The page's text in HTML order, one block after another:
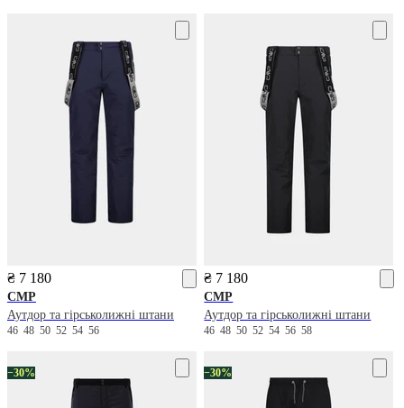
₴ 7 180
CMP
Аутдор та гірськолижні штани
46 48 50 52 54 56
₴ 7 180
CMP
Аутдор та гірськолижні штани
46485052545658
−30% −30%